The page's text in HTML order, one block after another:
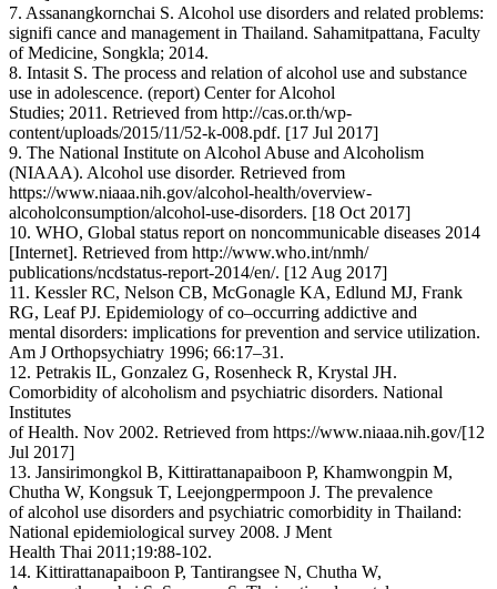
7. Assanangkornchai S. Alcohol use disorders and related problems:
signifi cance and management in Thailand. Sahamitpattana, Faculty
of Medicine, Songkla; 2014.
8. Intasit S. The process and relation of alcohol use and substance
use in adolescence. (report) Center for Alcohol
Studies; 2011. Retrieved from http://cas.or.th/wp-
content/uploads/2015/11/52-k-008.pdf. [17 Jul 2017]
9. The National Institute on Alcohol Abuse and Alcoholism
(NIAAA). Alcohol use disorder. Retrieved from
https://www.niaaa.nih.gov/alcohol-health/overview-
alcoholconsumption/alcohol-use-disorders. [18 Oct 2017]
10. WHO, Global status report on noncommunicable diseases 2014
[Internet]. Retrieved from http://www.who.int/nmh/
publications/ncdstatus-report-2014/en/. [12 Aug 2017]
11. Kessler RC, Nelson CB, McGonagle KA, Edlund MJ, Frank
RG, Leaf PJ. Epidemiology of co–occurring addictive and
mental disorders: implications for prevention and service utilization.
Am J Orthopsychiatry 1996; 66:17–31.
12. Petrakis IL, Gonzalez G, Rosenheck R, Krystal JH.
Comorbidity of alcoholism and psychiatric disorders. National
Institutes
of Health. Nov 2002. Retrieved from https://www.niaaa.nih.gov/[12
Jul 2017]
13. Jansirimongkol B, Kittirattanapaiboon P, Khamwongpin M,
Chutha W, Kongsuk T, Leejongpermpoon J. The prevalence
of alcohol use disorders and psychiatric comorbidity in Thailand:
National epidemiological survey 2008. J Ment
Health Thai 2011;19:88-102.
14. Kittirattanapaiboon P, Tantirangsee N, Chutha W,